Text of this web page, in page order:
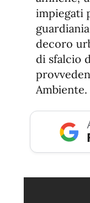
impiegati
decoro
di sfalcio
Ambiente.